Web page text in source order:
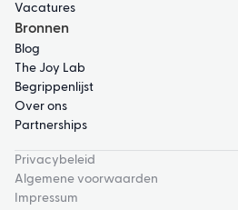
Vacatures
Bronnen
Blog
The Joy Lab
Begrippenlijst
Over ons
Partnerships
Privacybeleid
Algemene voorwaarden
Impressum